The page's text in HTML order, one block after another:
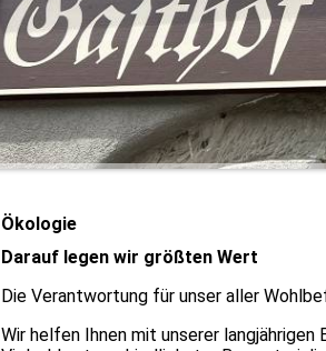
Ökologie
Darauf legen wir größten Wert
Die Verantwortung für unser aller
Wir helfen Ihnen mit unserer langjährigen